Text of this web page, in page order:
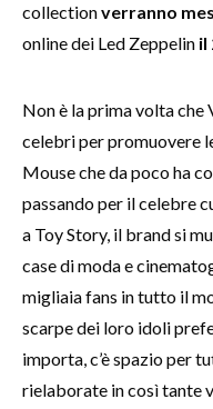
collectionverranno
online dei Led Zeppelin il
Non è la prima volta che
celebri per promuovere
Mouse che da poco ha
passando per il celebre
a Toy Story, il brand si
case di moda e
migliaia fans in tutto il
scarpe dei loro idoli
importa, c’è spazio per
rielaborate in così tante